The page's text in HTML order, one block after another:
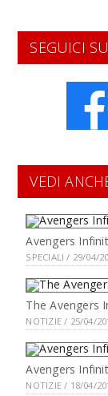
SEGUICI SU
VEDI
Avengers
SPECIALI / 29/04/
The Avengers
NOTIZIE / 25/04/
Avengers
NOTIZIE / 18/04/